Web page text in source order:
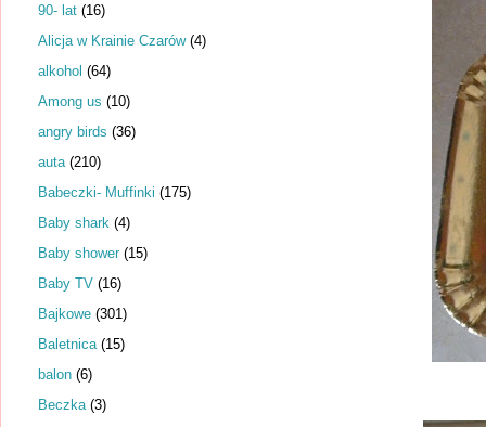
90- lat (16)
Alicja w Krainie Czarów (4)
alkohol (64)
Among us (10)
angry birds (36)
auta (210)
Babeczki- Muffinki (175)
Baby shark (4)
Baby shower (15)
Baby TV (16)
Bajkowe (301)
Baletnica (15)
balon (6)
Beczka (3)